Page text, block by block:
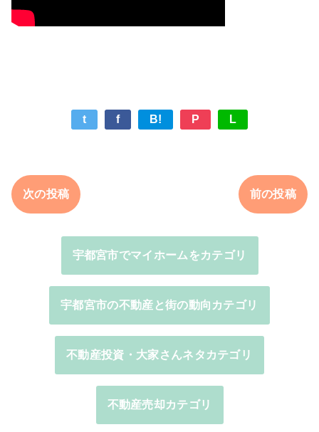
t f B! P L
次の投稿 前の投稿
宇都宮市でマイホームをカテゴリ
宇都宮市の不動産と街の動向カテゴリ
不動産投資・大家さんネタカテゴリ
不動産売却カテゴリ